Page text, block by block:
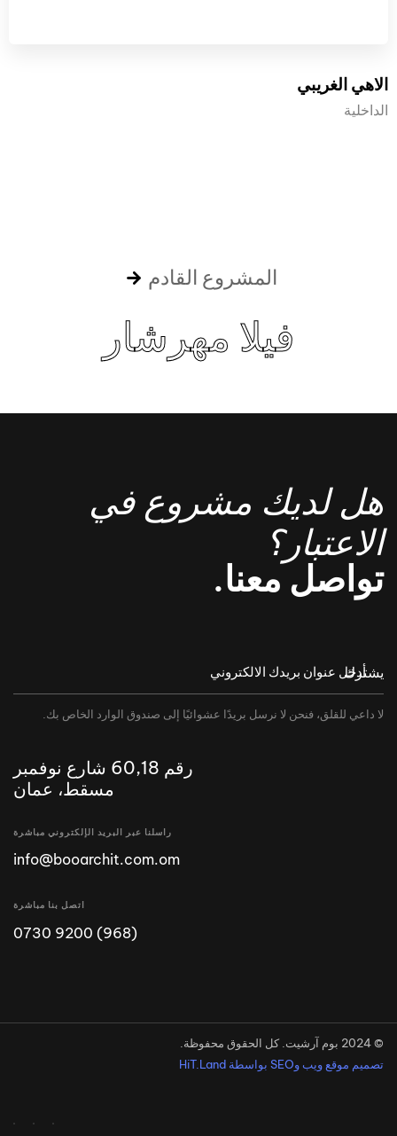
الاهي الغريبي
الداخلية
المشروع القادم
فيلا مهرشار
هل لديك مشروع في
الاعتبار؟
تواصل معنا.
يشترك
لا داعي للقلق، فنحن لا نرسل بريدًا عشوائيًا إلى صندوق الوارد الخاص بك.
رقم 60,18 شارع نوفمبر
مسقط، عمان
راسلنا عبر البريد الإلكتروني مباشرة
info@booarchit.com.om
اتصل بنا مباشرة
(968) 9200 0730
© 2024 بوم آرشيت. كل الحقوق محفوظة.
تصميم موقع ويب وSEO بواسطة HiT.Land